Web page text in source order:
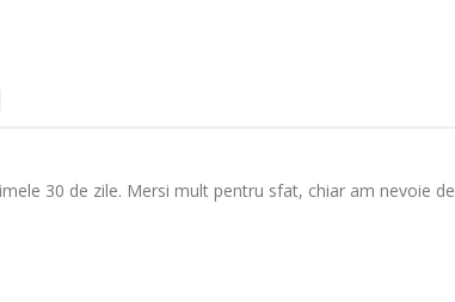
30 de zile. Mersi mult pentru sfat, chiar am nevoie de